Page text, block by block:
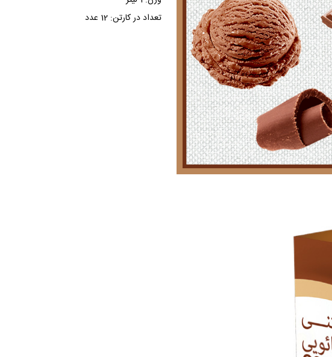
تعداد در کارتن: 12 عدد